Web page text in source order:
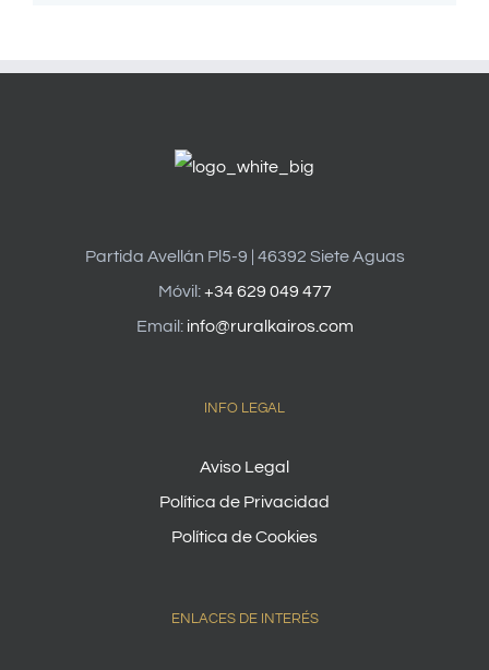
Partida Avellán Pl5-9 | 46392 Siete Aguas
Móvil:+34 629 049 477
Email: info@ruralkairos.com
INFO LEGAL
Aviso Legal
Política de Privacidad
Política de Cookies
ENLACES DE INTERÉS